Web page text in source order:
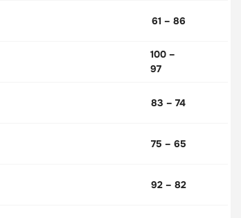
61 – 86
100 –
97
83 – 74
75 – 65
92 – 82